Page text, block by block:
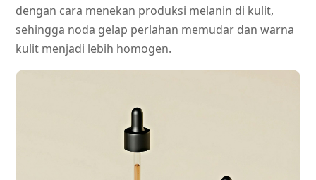
dengan cara menekan produksi melanin di kulit,
sehingga noda gelap perlahan memudar dan warna
kulit menjadi lebih homogen.